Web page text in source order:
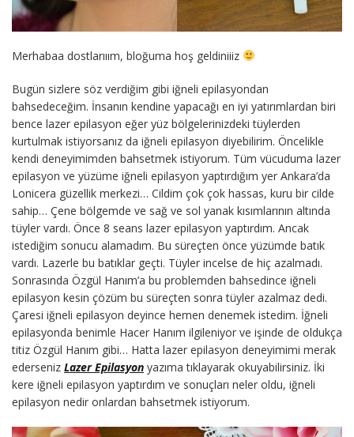
Merhabaa dostlarııım, bloğuma hoş geldiniiiz
Bugün sizlere söz verdiğim gibi iğneli epilasyondan
bahsedeceğim. İnsanın kendine yapacağı en iyi yatırımlardan biri
bence lazer epilasyon eğer yüz bölgelerinizdeki tüylerden
kurtulmak istiyorsanız da iğneli epilasyon diyebilirim. Öncelikle
kendi deneyimimden bahsetmek istiyorum. Tüm vücuduma lazer
epilasyon ve yüzüme iğneli epilasyon yaptırdığım yer Ankara’da
Lonicera güzellik merkezi… Cildim çok çok hassas, kuru bir cilde
sahip… Çene bölgemde ve sağ ve sol yanak kısımlarının altında
tüyler vardı. Önce 8 seans lazer epilasyon yaptırdım. Ancak
istediğim sonucu alamadım. Bu süreçten önce yüzümde batık
vardı. Lazerle bu batıklar geçti. Tüyler incelse de hiç azalmadı.
Sonrasında Özgül Hanım’a bu problemden bahsedince iğneli
epilasyon kesin çözüm bu süreçten sonra tüyler azalmaz dedi.
Çaresi iğneli epilasyon deyince hemen denemek istedim. İğneli
epilasyonda benimle Hacer Hanım ilgileniyor ve işinde de oldukça
titiz Özgül Hanım gibi… Hatta lazer epilasyon deneyimimi merak
ederseniz Lazer Epilasyon yazıma tıklayarak okuyabilirsiniz. İki
kere iğneli epilasyon yaptırdım ve sonuçları neler oldu, iğneli
epilasyon nedir onlardan bahsetmek istiyorum.